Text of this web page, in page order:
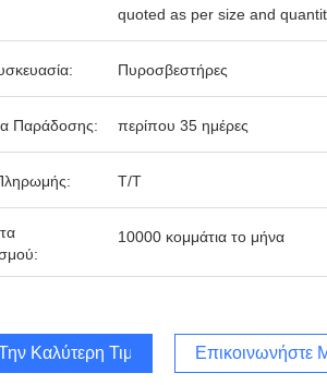
quoted as per size and
Πυροσβεστήρες
Παράδοσης: περίπου 35 ημέρες
Τ/Τ
10000 κομμάτια το μήνα
Την Καλύτερη Τιμή Επικοινωνήστε